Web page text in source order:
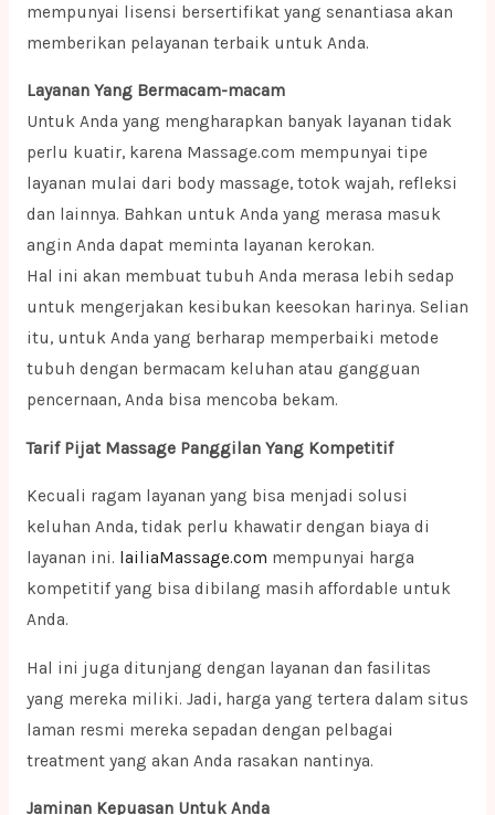
mempunyai lisensi bersertifikat yang senantiasa akan
memberikan pelayanan terbaik untuk Anda.
Layanan Yang Bermacam-macam
Untuk Anda yang mengharapkan banyak layanan tidak
perlu kuatir, karena Massage.com mempunyai tipe
layanan mulai dari body massage, totok wajah, refleksi
dan lainnya. Bahkan untuk Anda yang merasa masuk
angin Anda dapat meminta layanan kerokan.
Hal ini akan membuat tubuh Anda merasa lebih sedap
untuk mengerjakan kesibukan keesokan harinya. Selian
itu, untuk Anda yang berharap memperbaiki metode
tubuh dengan bermacam keluhan atau gangguan
pencernaan, Anda bisa mencoba bekam.
Tarif Pijat Massage Panggilan Yang Kompetitif
Kecuali ragam layanan yang bisa menjadi solusi
keluhan Anda, tidak perlu khawatir dengan biaya di
layanan ini. lailiaMassage.com mempunyai harga
kompetitif yang bisa dibilang masih affordable untuk
Anda.
Hal ini juga ditunjang dengan layanan dan fasilitas
yang mereka miliki. Jadi, harga yang tertera dalam situs
laman resmi mereka sepadan dengan pelbagai
treatment yang akan Anda rasakan nantinya.
Jaminan Kepuasan Untuk Anda